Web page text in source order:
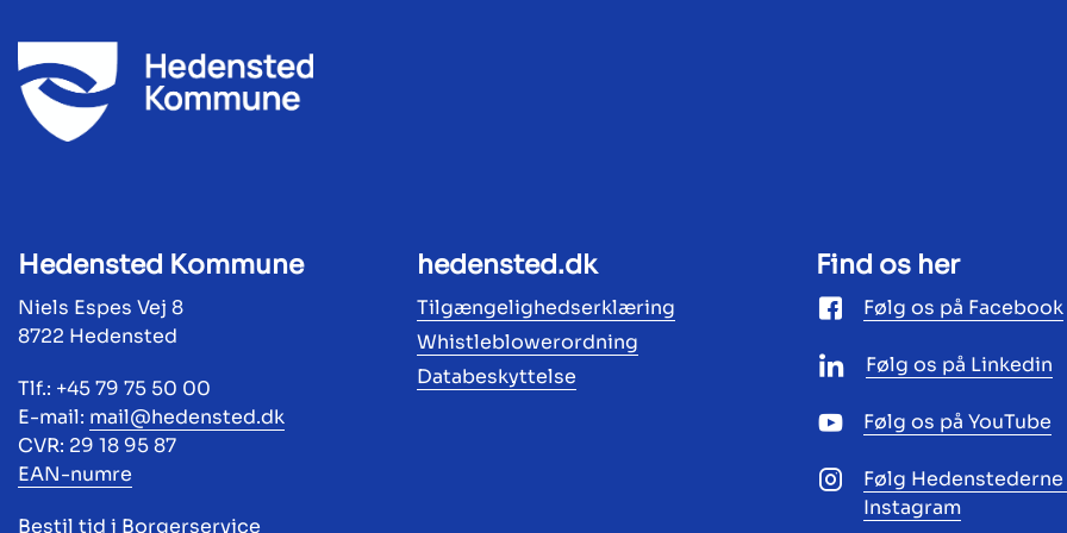
Hedensted Kommune
Niels Espes Vej 8
8722 Hedensted
Tlf.: +45 79 75 50 00
E-mail: mail@hedensted.dk
CVR: 29 18 95 87
EAN-numre
Bestil tid i Borgerservice
hedensted.dk
Tilgængelighedserklæring
Whistleblowerordning
Databeskyttelse
Find os her
Følg os på Facebook
Følg os på Linkedin
Følg os på YouTube
Følg Hedenstederne
Instagram